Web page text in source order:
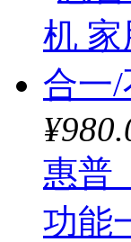
惠普
功能